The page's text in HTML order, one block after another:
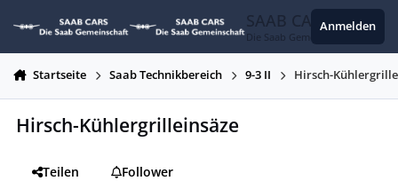
SAAB CARS
Die Saab Gemeinschaft
Anmelden
Startseite Saab Technikbereich 9-3 II Hirsch-
Hirsch-Kühlergrilleinsäze
Teilen
Follower